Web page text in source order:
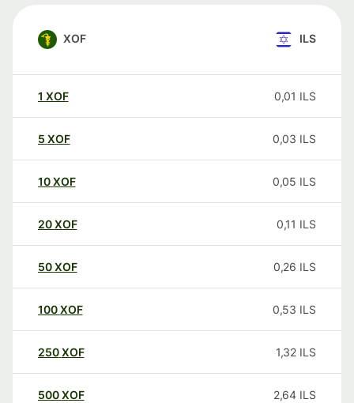
XOF ILS
1 XOF 0,01 ILS
5 XOF 0,03 ILS
10XOF 0,05 ILS
20XOF 0,11 ILS
50XOF 0,26 ILS
100XOF 0,53 ILS
250XOF 1,32 ILS
500XOF 2,64 ILS